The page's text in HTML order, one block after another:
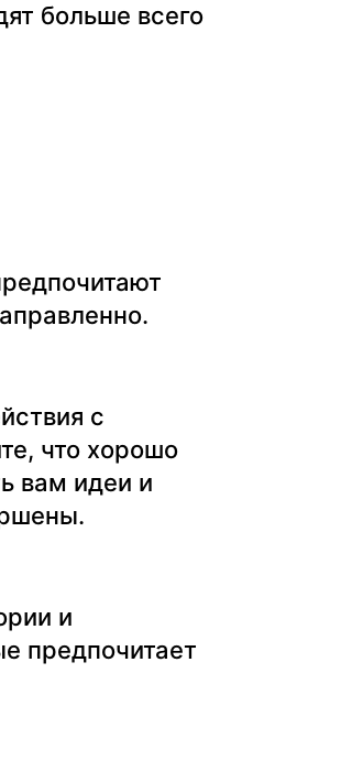
больше всего
с
что хорошо
вам идеи и
и
предпочитает